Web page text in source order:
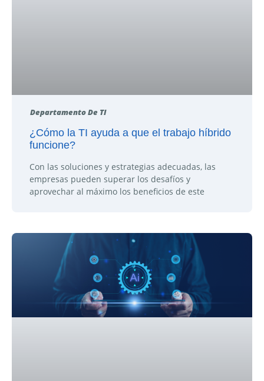
Departamento De TI
¿Cómo la TI ayuda a que el trabajo híbrido
funcione?
Con las soluciones y estrategias adecuadas, las
empresas pueden superar los desafíos y
aprovechar al máximo los beneficios de este